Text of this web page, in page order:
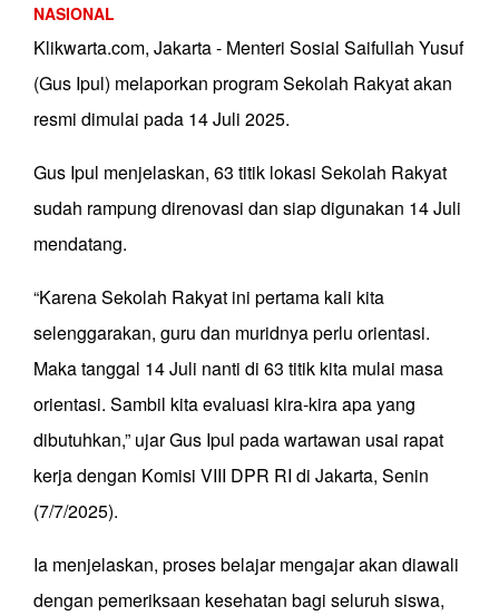
NASIONAL
Klikwarta.com, Jakarta - Menteri Sosial Saifullah Yusuf
(Gus Ipul) melaporkan program Sekolah Rakyat akan
resmi dimulai pada 14 Juli 2025.
Gus Ipul menjelaskan, 63 titik lokasi Sekolah Rakyat
sudah rampung direnovasi dan siap digunakan 14 Juli
mendatang.
“Karena Sekolah Rakyat ini pertama kali kita
selenggarakan, guru dan muridnya perlu orientasi.
Maka tanggal 14 Juli nanti di 63 titik kita mulai masa
orientasi. Sambil kita evaluasi kira-kira apa yang
dibutuhkan,” ujar Gus Ipul pada wartawan usai rapat
kerja dengan Komisi VIII DPR RI di Jakarta, Senin
(7/7/2025).
Ia menjelaskan, proses belajar mengajar akan diawali
dengan pemeriksaan kesehatan bagi seluruh siswa,